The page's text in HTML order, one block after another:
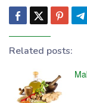
Related posts: